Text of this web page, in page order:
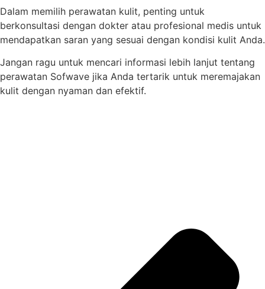
Dalam memilih perawatan kulit, penting untuk
berkonsultasi dengan dokter atau profesional medis untuk
mendapatkan saran yang sesuai dengan kondisi kulit Anda.
Jangan ragu untuk mencari informasi lebih lanjut tentang
perawatan Sofwave jika Anda tertarik untuk meremajakan
kulit dengan nyaman dan efektif.